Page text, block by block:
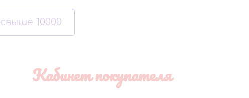
свыше 10000
Кабинет покупателя